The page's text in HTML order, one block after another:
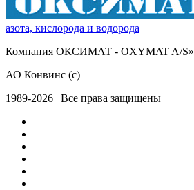
азота, кислорода и водорода
Компания ОКСИМАТ - OXYMAT A/S»
АО Конвинс (с)
1989-2026 | Все права защищены